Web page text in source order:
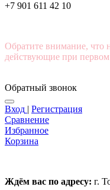
+7 901 611 42 10
Обратите внимание, что
действующие при первом
Обратный звонок
Вход | Регистрация
Сравнение
Избранное
Корзина
Ждём вас по адресу: г.